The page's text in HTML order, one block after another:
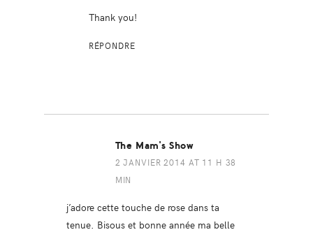
Thank you!
RÉPONDRE
The Mam's Show
2 JANVIER 2014 AT 11 H 38
MIN
j’adore cette touche de rose dans ta
tenue. Bisous et bonne année ma belle